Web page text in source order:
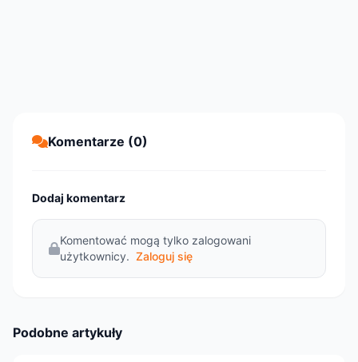
Komentarze (0)
Dodaj komentarz
Komentować mogą tylko zalogowani
użytkownicy. Zaloguj się
Podobne artykuły